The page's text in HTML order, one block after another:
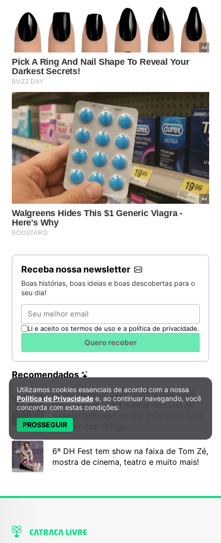
Receba nossa newsletter
Boas histórias, boas ideias e boas descobertas para o
seu dia!
Email
Li e aceito os termos de uso e a política de privacidade.
Quero receber
Recomendados
Licenciamento 2026: tudo o que você
precisa saber para manter seu veículo
o Super App Gringo
6º DH Fest tem show na faixa de Tom Zé,
mostra de cinema, teatro e muito mais!
Política de Privacidade e Cookies
Utilizamos cookies essenciais de acordo com a nossa
Política de Privacidade e, ao continuar navegando, você
concorda com estas condições:
PROSSEGUIR